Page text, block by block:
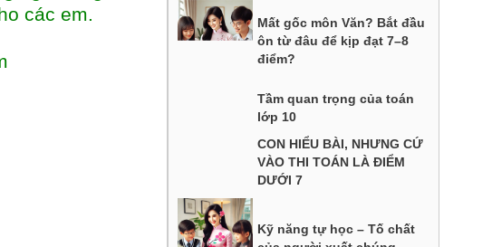
các em.
Mất gốc môn Văn? Bắt đầu
ôn từ đâu để kịp đạt 7–8
điểm?
Tầm quan trọng của toán
lớp 10
CON HIỂU BÀI, NHƯNG CỨ
VÀO THI TOÁN LÀ ĐIỂM
DƯỚI 7
Kỹ năng tự học – Tố chất